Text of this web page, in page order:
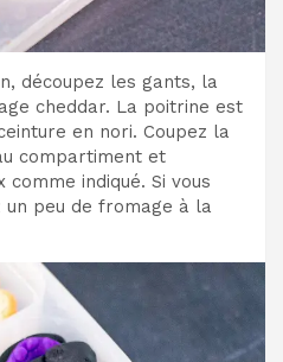
découpez les gants, la
cheddar. La poitrine est
en nori. Coupez la
compartiment et
indiqué. Si vous
peu de fromage à la